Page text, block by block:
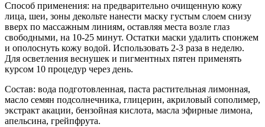
Способ применения: на предварительно очищенную кожу
лица, шеи, зоны декольте нанести маску густым слоем снизу
вверх по массажным линиям, оставляя места возле глаз
свободными, на 10-25 минут. Остатки маски удалить спонжем
и ополоснуть кожу водой. Использовать 2-3 раза в неделю.
Для осветления веснушек и пигментных пятен применять
курсом 10 процедур через день.
Состав: вода подготовленная, паста растительная лимонная,
масло семян подсолнечника, глицерин, акриловый сополимер,
экстракт акации, бензойная кислота, масла эфирные лимона,
апельсина, грейпфрута.